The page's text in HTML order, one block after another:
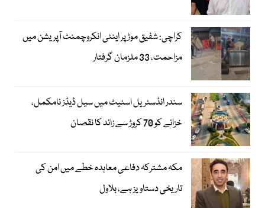
کراچی: شفیق موڑ پر اینٹی انکروچمنٹ آپریشن میں
مزاحمت، 33 ملزمان گرفتار
سندر انڈسٹریل اسٹیٹ میں سیل ڈیڈز نامکمل،
خزانے کو 70 کروڑ سے زائد کا نقصان
مکہ مشترکہ دفاعی معاہدہ خطے میں امن کی
تاریخی دستاویز ہے، بلاول